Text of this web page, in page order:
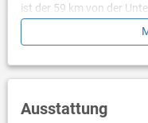
ist der 59 km von der
Ausstattung